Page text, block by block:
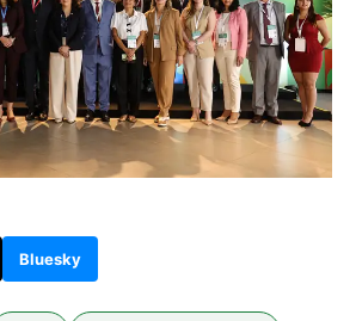
Bluesky